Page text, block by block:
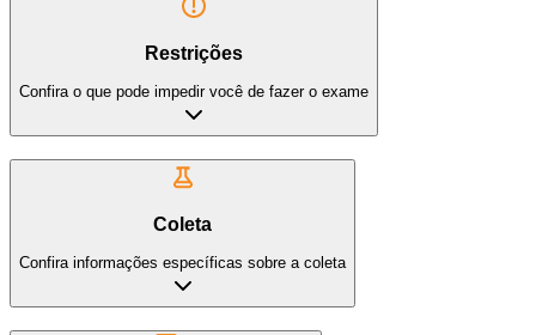
Restrições
Confira o que pode impedir você de fazer o exame
Coleta
Confira informações específicas sobre a coleta